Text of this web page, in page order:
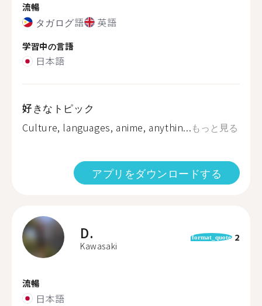
流暢
タガログ語 英語
学習中の言語
日本語
好きなトピック
Culture, languages, anime, anythin...もっと見る
アプリをダウンロードする
D.
Kawasaki
format_quote 2
流暢
日本語